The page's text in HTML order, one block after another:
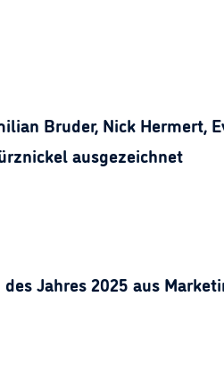
Bruder, Nick Hermert,
ausgezeichnet
Jahres 2025 aus